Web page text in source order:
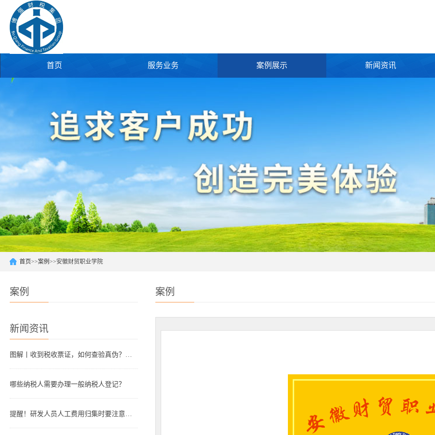
首页 服务业务 案例展示 新闻资讯
首页>>案例>>安徽财贸职业学院
案例
新闻资讯
图解丨收到税收票证，如何查验真伪？操作指南来了！
哪些纳税人需要办理一般纳税人登记？
提醒！研发人员人工费用归集时要注意这些易错点
案例